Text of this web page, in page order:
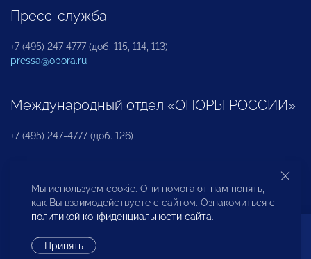
Пресс-служба
+7 (495) 247 4777 (доб. 115, 114, 113)
pressa@opora.ru
Международный отдел «ОПОРЫ РОССИИ»
+7 (495) 247-4777 (доб. 126)
Бюро по защите прав предпринимателей и
инвесторов
Мы используем cookie. Они помогают нам понять,
как Вы взаимодействуете с сайтом. Ознакомиться с
политикой конфиденциальности сайта.
Принять